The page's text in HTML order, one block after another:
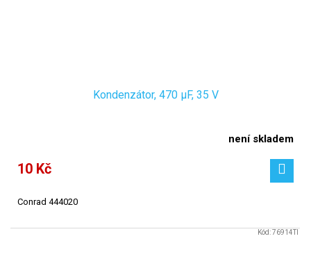
Kondenzátor, 470 µF, 35 V
není skladem
10 Kč
Conrad 444020
Kód: 76914TI